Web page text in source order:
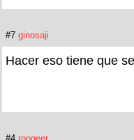
#7 ginosaji
Hacer eso tiene que